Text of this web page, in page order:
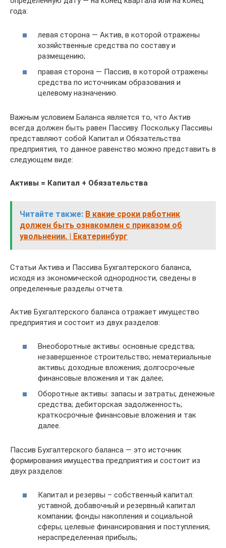
года:
левая сторона — Актив, в которой отражены
хозяйственные средства по составу и
размещению;
правая сторона — Пассив, в которой отражены
средства по источникам образования и
целевому назначению.
Важным условием Баланса является то, что Актив
всегда должен быть равен Пассиву. Поскольку Пассивы
представляют собой Капитал и Обязательства
предприятия, то данное равенство можно представить в
следующем виде:
Активы = Капитал + Обязательства
Читайте также: В какие сроки работник
должен быть ознакомлен с приказом об
увольнении. | Екатеринбург
Статьи Актива и Пассива Бухгалтерского баланса,
исходя из экономической однородности, сведены в
определенные разделы отчета.
Актив Бухгалтерского баланса отражает имущество
предприятия и состоит из двух разделов:
Внеоборотные активы: основные средства;
незавершенное строительство; нематериальные
активы; доходные вложения; долгосрочные
финансовые вложения и так далее;
Оборотные активы: запасы и затраты; денежные
средства; дебиторская задолженность;
краткосрочные финансовые вложения и так
далее.
Пассив Бухгалтерского баланса — это источник
формирования имущества предприятия и состоит из
двух разделов:
Капитал и резервы – собственный капитал:
уставной, добавочный и резервный капитал
компании; фонды накопления и социальной
сферы; целевые финансирования и поступления;
нераспределенная прибыль;